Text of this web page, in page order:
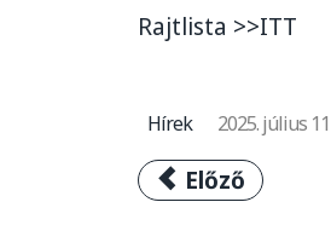
Rajtlista >>ITT
Hírek 2025. július 11
Előző cikk: V4
Előző